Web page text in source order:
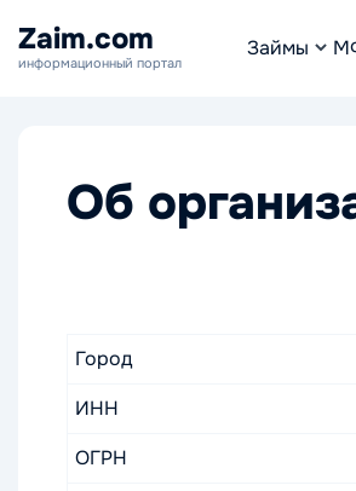
Zaim.com
информационный портал
Займы
Об
Город
ИНН
ОГРН